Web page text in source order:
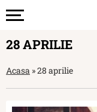
28 APRILIE
Acasa »28 aprilie